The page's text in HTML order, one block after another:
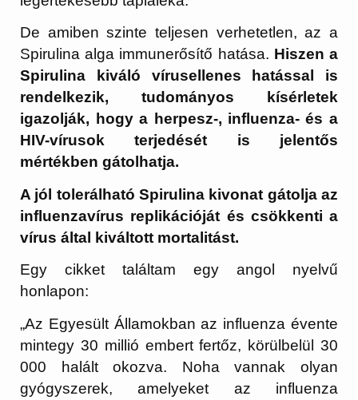
De amiben szinte teljesen verhetetlen, az a
Spirulina alga immunerősítő hatása. Hiszen a
Spirulina kiváló vírusellenes hatással is
rendelkezik, tudományos kísérletek
igazolják, hogy a herpesz-, influenza- és a
HIV-vírusok terjedését is jelentős
mértékben gátolhatja.
A jól tolerálható Spirulina kivonat gátolja az
influenzavírus replikációját és csökkenti a
vírus által kiváltott mortalitást.
Egy cikket találtam egy angol nyelvű
honlapon:
„Az Egyesült Államokban az influenza évente
mintegy 30 millió embert fertőz, körülbelül 30
000 halált okozva. Noha vannak olyan
gyógyszerek, amelyeket az influenza